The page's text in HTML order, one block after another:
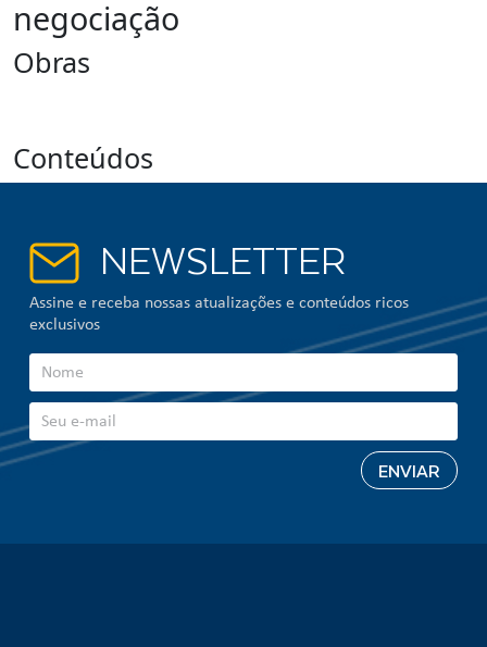
negociação
Obras
Conteúdos
NEWSLETTER
Assine e receba nossas atualizações e conteúdos ricos
exclusivos